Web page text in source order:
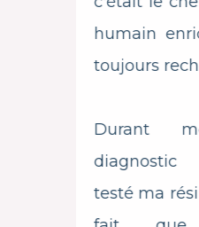
humain
toujours
Durant
diagnostic
testé ma